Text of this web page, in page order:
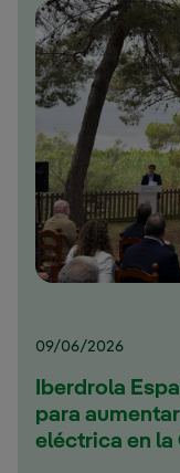
09/06/2026
Iberdrola
para
eléctrica en la